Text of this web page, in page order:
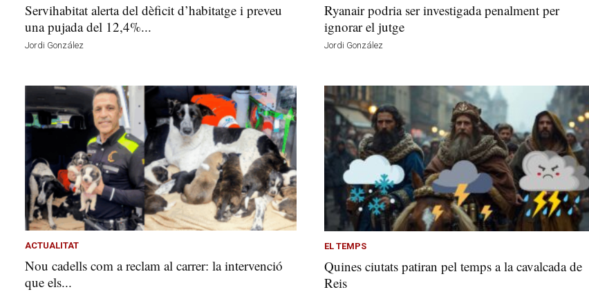
Servihabitat alerta del dèficit d’habitatge i preveu
una pujada del 12,4%...
Jordi González
Ryanair podria ser investigada penalment per
ignorar el jutge
Jordi González
ACTUALITAT
Nou cadells com a reclam al carrer: la intervenció
que els...
EL TEMPS
Quines ciutats patiran pel temps a la cavalcada de
Reis